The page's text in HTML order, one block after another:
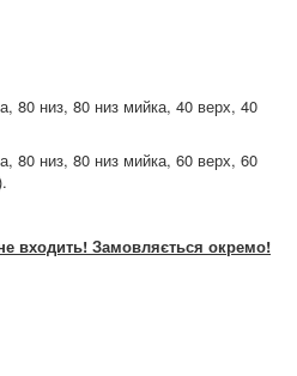
80 низ, 80 низ мийка, 40 верх, 40
80 низ, 80 низ мийка, 60 верх, 60
входить! Замовляється окремо!